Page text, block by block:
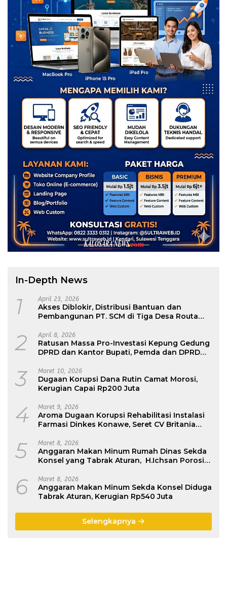
In-Depth News
1 April 23, 2026
Akses Diblokir, Distribusi Bantuan dan
Pembangunan PT. SCM di Tiga Desa Routa
2 April 8, 2026
Ratusan Massa Pro-Investasi Kepung Gedung
DPRD dan Kantor Bupati, Pemda dan DPRD
Regulasi Pusat
3 Maret 10, 2026
Dugaan Korupsi Dana Rutin Camat Morosi,
Kerugian Capai Rp200 Juta
4 Maret 9, 2026
Aroma Dugaan Korupsi Rehabilitasi Instalasi
Farmasi Dinkes Konawe, Seret CV Britania
5 Maret 8, 2026
Anggaran Makan Minum Rumah Dinas Sekda
Konsel yang Tabrak Aturan, H.Ichsan Porosi :
6 Maret 8, 2026
Anggaran Makan Minum Sekda Konsel Diduga
Tabrak Aturan, Kerugian Rp540 Juta
Selengkapnya